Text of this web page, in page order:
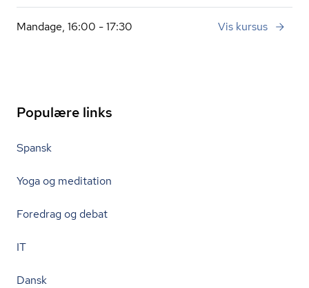
Mandage, 16:00 - 17:30 Vis kursus
Populære links
Spansk
Yoga og meditation
Foredrag og debat
IT
Dansk